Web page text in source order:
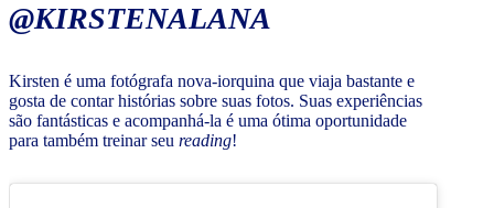
@KIRSTENALANA
Kirsten é uma fotógrafa nova-iorquina que viaja bastante e
gosta de contar histórias sobre suas fotos. Suas experiências
são fantásticas e acompanhá-la é uma ótima oportunidade
para também treinar seu reading!